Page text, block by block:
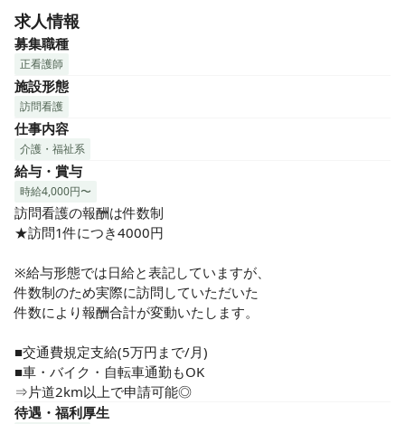
■ICT化（デジタル化）で業務効率UP
■正看護師募集！介護業界初挑戦も歓迎！
■教育体制が整っているので初心者もOK！
■経験やスキルを活かす経験者も活躍中！
利用者様の笑顔が仕事の活力に！ご利用者様の健康を、私た
ちと一緒に守りましょう。
介護施設の入居者様や在宅の利用者様の
■バイタルチェック
■服薬管理
■褥瘡処置
■緩和ケア
■リハビリ
など、安心した療養生活を支援して
いただくための大事なお仕事です。
【資格を活かして働きたい方に◎】経験豊富なスタッフも活
正看護師の資格は必須。
ブランクのある方も働くことができるので
再就職をお考えの方にもオススメです。
求人情報
募集職種
正看護師
施設形態
訪問看護
仕事内容
介護・福祉系
給与・賞与
時給4,000円〜
訪問看護の報酬は件数制
★訪問1件につき4000円
※給与形態では日給と表記していますが、
件数制のため実際に訪問していただいた
件数により報酬合計が変動いたします。
■交通費規定支給(5万円まで/月)
■車・バイク・自転車通勤もOK
⇒片道2km以上で申請可能◎
待遇・福利厚生